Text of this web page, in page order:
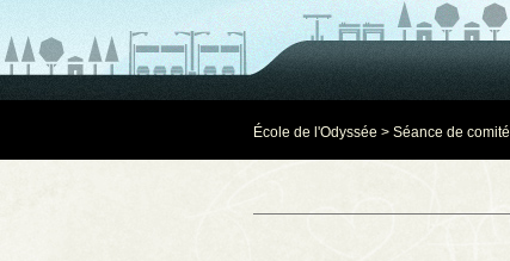
École de l'Odyssée > Séance de comité